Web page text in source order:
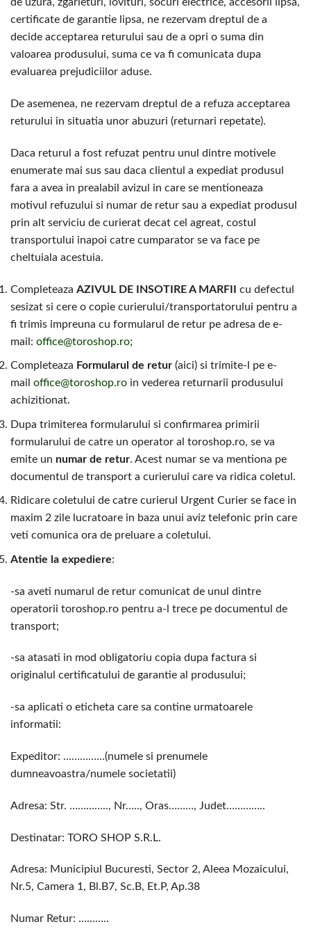
certificate de garantie lipsa, ne rezervam dreptul de a
decide acceptarea returului sau de a opri o suma din
valoarea produsului, suma ce va fi comunicata dupa
evaluarea prejudiciilor aduse.
De asemenea, ne rezervam dreptul de a refuza acceptarea
returului in situatia unor abuzuri (returnari repetate).
Daca returul a fost refuzat pentru unul dintre motivele
enumerate mai sus sau daca clientul a expediat produsul
fara a avea in prealabil avizul in care se mentioneaza
motivul refuzului si numar de retur sau a expediat produsul
prin alt serviciu de curierat decat cel agreat, costul
transportului inapoi catre cumparator se va face pe
cheltuiala acestuia.
Completeaza AZIVUL DE INSOTIRE A MARFII cu defectul
sesizat si cere o copie curierului/transportatorului pentru a
fi trimis impreuna cu formularul de retur pe adresa de e-
mail: office@toroshop.ro;
Completeaza Formularul de retur (aici) si trimite-l pe e-
mail office@toroshop.ro in vederea returnarii produsului
achizitionat.
Dupa trimiterea formularului si confirmarea primirii
formularului de catre un operator al toroshop.ro, se va
emite un numar de retur. Acest numar se va mentiona pe
documentul de transport a curierului care va ridica coletul.
Ridicare coletului de catre curierul Urgent Curier se face in
maxim 2 zile lucratoare in baza unui aviz telefonic prin care
veti comunica ora de preluare a coletului.
Atentie la expediere:
-sa aveti numarul de retur comunicat de unul dintre
operatorii toroshop.ro pentru a-l trece pe documentul de
transport;
-sa atasati in mod obligatoriu copia dupa factura si
originalul certificatului de garantie al produsului;
-sa aplicati o eticheta care sa contine urmatoarele
informatii:
Expeditor: ……………(numele si prenumele
dumneavoastra/numele societatii)
Adresa: Str. ………….., Nr….., Oras………, Judet…………..
Destinatar: TORO SHOP S.R.L.
Adresa: Municipiul Bucuresti, Sector 2, Aleea Mozaicului,
Nr.5, Camera 1, Bl.B7, Sc.B, Et.P, Ap.38
Numar Retur: ………..